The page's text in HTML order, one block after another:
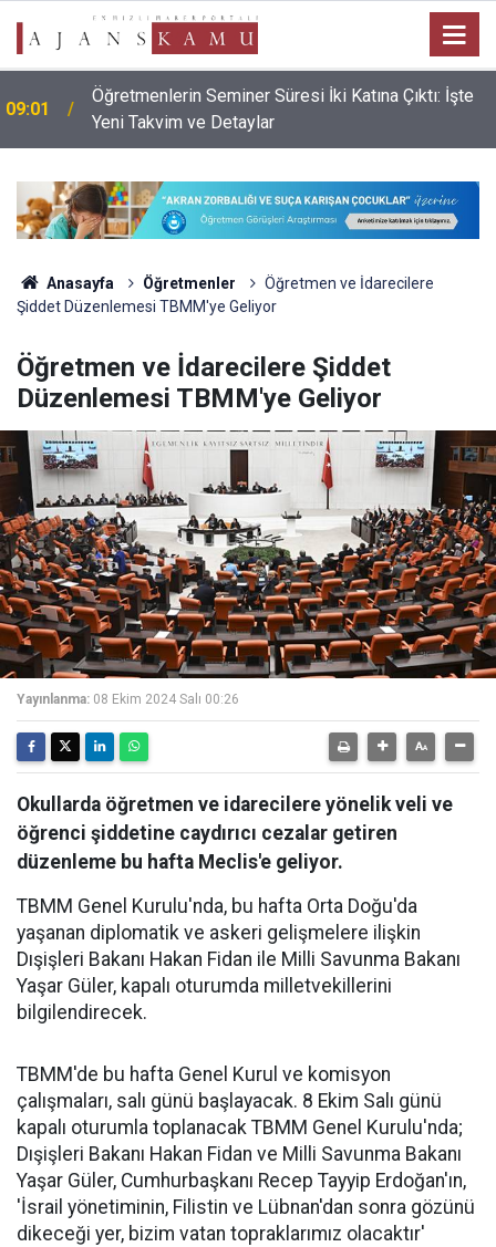
09:01
Öğretmenlerin Seminer Süresi İki Katına Çıktı: İşte
Yeni Takvim ve Detaylar
Anasayfa Öğretmenler
Öğretmen ve İdarecilere
Şiddet Düzenlemesi TBMM'ye Geliyor
Öğretmen ve İdarecilere Şiddet
Düzenlemesi TBMM'ye Geliyor
Yayınlanma: 08 Ekim 2024 Salı 00:26
Okullarda öğretmen ve idarecilere yönelik veli ve
öğrenci şiddetine caydırıcı cezalar getiren
düzenleme bu hafta Meclis'e geliyor.
TBMM Genel Kurulu'nda, bu hafta Orta Doğu'da
yaşanan diplomatik ve askeri gelişmelere ilişkin
Dışişleri Bakanı Hakan Fidan ile Milli Savunma Bakanı
Yaşar Güler, kapalı oturumda milletvekillerini
bilgilendirecek.
TBMM'de bu hafta Genel Kurul ve komisyon
çalışmaları, salı günü başlayacak. 8 Ekim Salı günü
kapalı oturumla toplanacak TBMM Genel Kurulu'nda;
Dışişleri Bakanı Hakan Fidan ve Milli Savunma Bakanı
Yaşar Güler, Cumhurbaşkanı Recep Tayyip Erdoğan'ın,
'İsrail yönetiminin, Filistin ve Lübnan'dan sonra gözünü
dikeceği yer, bizim vatan topraklarımız olacaktır'